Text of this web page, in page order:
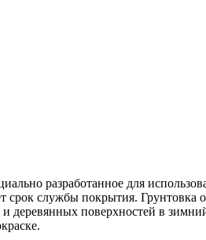
разработанное для
службы покрытия. Грунтовка
деревянных поверхностей в